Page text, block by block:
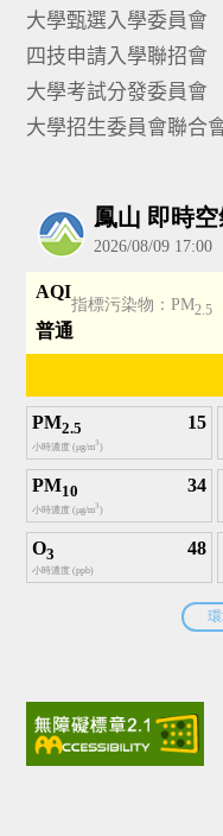
大學甄選入學委員會
四技申請入學聯招會
大學考試分發委員會
大學招生委員會聯合